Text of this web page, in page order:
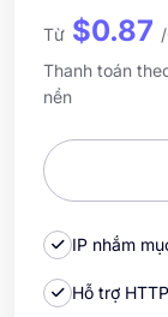
Từ $0.87
Thanh toán
nền
IP nhắm
Hỗ trợ